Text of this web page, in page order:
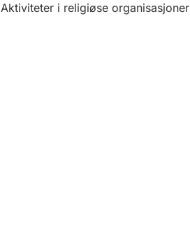
Aktiviteter i religiøse organisasjoner